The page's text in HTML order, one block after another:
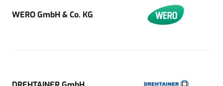
WERO GmbH & Co. KG